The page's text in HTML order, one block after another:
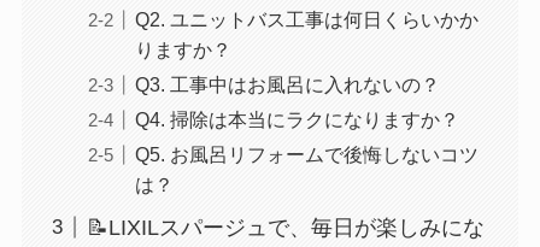
Q2. ユニットバス工事は何日くらいかか
りますか？
Q3. 工事中はお風呂に入れないの？
Q4. 掃除は本当にラクになりますか？
Q5. お風呂リフォームで後悔しないコツ
は？
📝LIXILスパージュで、毎日が楽しみにな